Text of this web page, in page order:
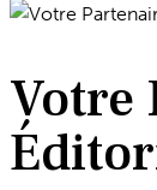
Votre